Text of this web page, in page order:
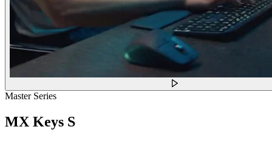
Master Series
MX Keys S